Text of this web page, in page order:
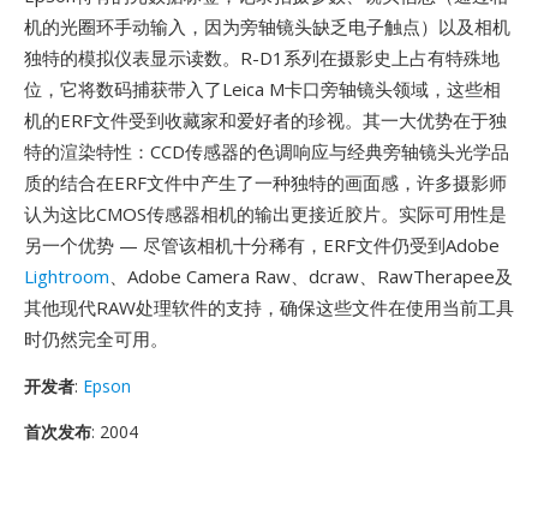
机的光圈环手动输入，因为旁轴镜头缺乏电子触点）以及相机
独特的模拟仪表显示读数。R-D1系列在摄影史上占有特殊地
位，它将数码捕获带入了Leica M卡口旁轴镜头领域，这些相
机的ERF文件受到收藏家和爱好者的珍视。其一大优势在于独
特的渲染特性：CCD传感器的色调响应与经典旁轴镜头光学品
质的结合在ERF文件中产生了一种独特的画面感，许多摄影师
认为这比CMOS传感器相机的输出更接近胶片。实际可用性是
另一个优势 — 尽管该相机十分稀有，ERF文件仍受到Adobe
Lightroom、Adobe Camera Raw、dcraw、RawTherapee及
其他现代RAW处理软件的支持，确保这些文件在使用当前工具
时仍然完全可用。
开发者: Epson
首次发布: 2004